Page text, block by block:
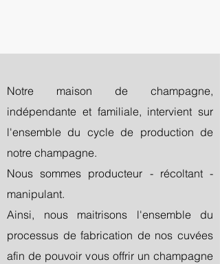
Notre maison de champagne,
indépendante et familiale, intervient sur
l'ensemble du cycle de production de
notre champagne.​​
Nous sommes producteur - récoltant -
manipulant.​
​​Ainsi, nous maitrisons l'ensemble du
processus de fabrication de nos cuvées
afin de pouvoir vous offrir un champagne